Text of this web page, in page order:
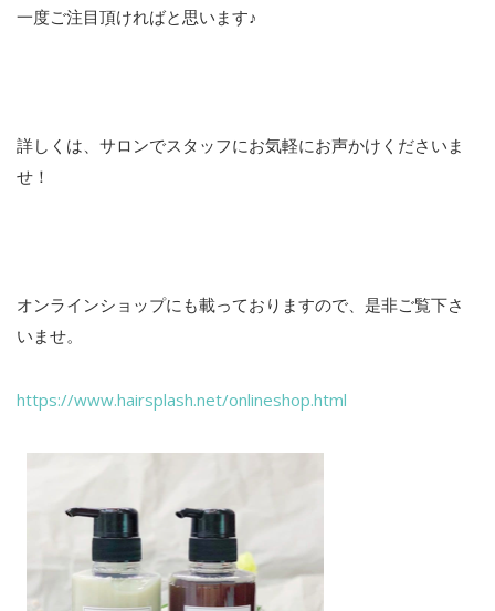
一度ご注目頂ければと思います♪
詳しくは、サロンでスタッフにお気軽にお声かけくださいま
せ！
オンラインショップにも載っておりますので、是非ご覧下さ
いませ。
https://www.hairsplash.net/onlineshop.html